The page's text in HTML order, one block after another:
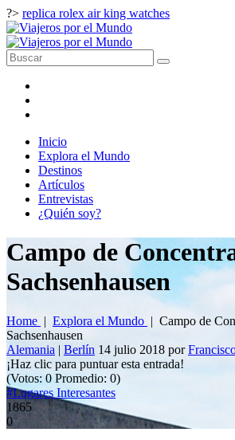
?> replica rolex air king watches
Inicio
Explora el Mundo
Destinos
Artículos
Entrevistas
¿Quién soy?
Campo de
Sachsenhausen
Home | Explora el Mundo | Campo de
Sachsenhausen
Alemania | Berlín 14 julio 2018 por
¡Haz clic para puntuar esta entrada!
(Votos: 0 Promedio: 0)
#Lugares Interesantes
1865
0